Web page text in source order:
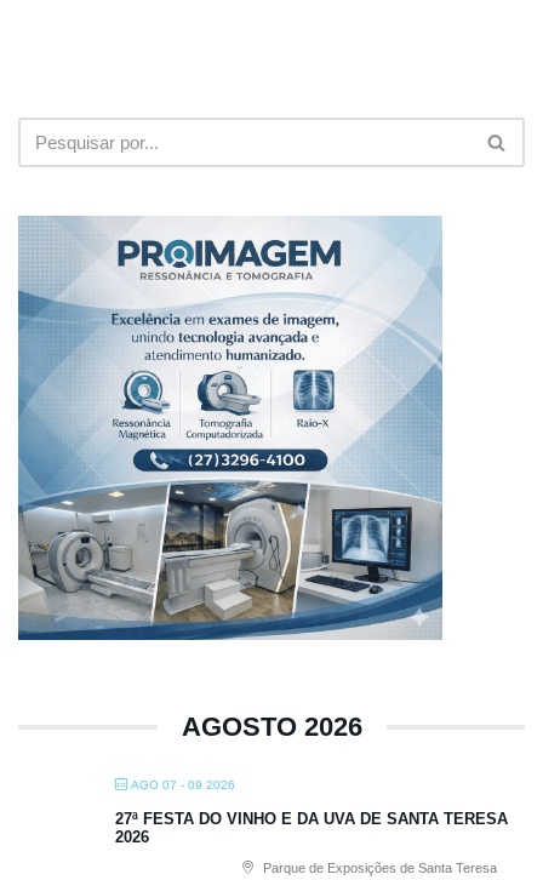
AGOSTO 2026
AGO 07 - 09 2026
27ª FESTA DO VINHO E DA UVA DE SANTA TERESA
2026
Parque de Exposições de Santa Teresa